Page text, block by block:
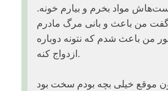
مواد بخرم و بیارم خونه.
من باعث و بانی مرگ مادرم
من باعث شدم که نتونه دوباره
ازدواج کنه.
موقع خیلی بچه بودم سخت بود